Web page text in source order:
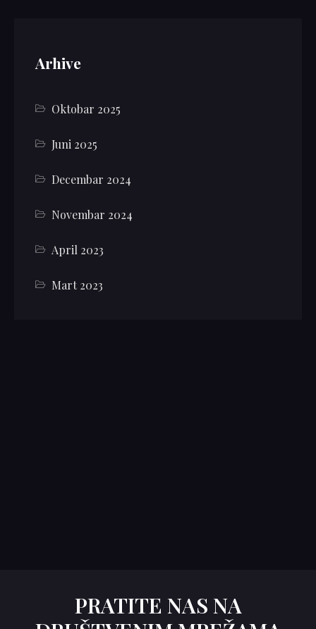
Arhive
Oktobar 2025
Juni 2025
Decembar 2024
Novembar 2024
April 2023
Mart 2023
PRATITE NAS NA